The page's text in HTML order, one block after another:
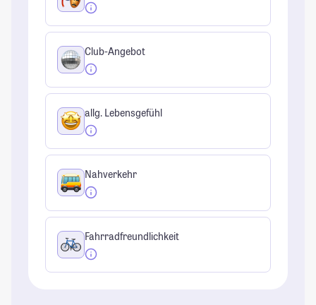
Club-Angebot
allg. Lebensgefühl
Nahverkehr
Fahrradfreundlichkeit